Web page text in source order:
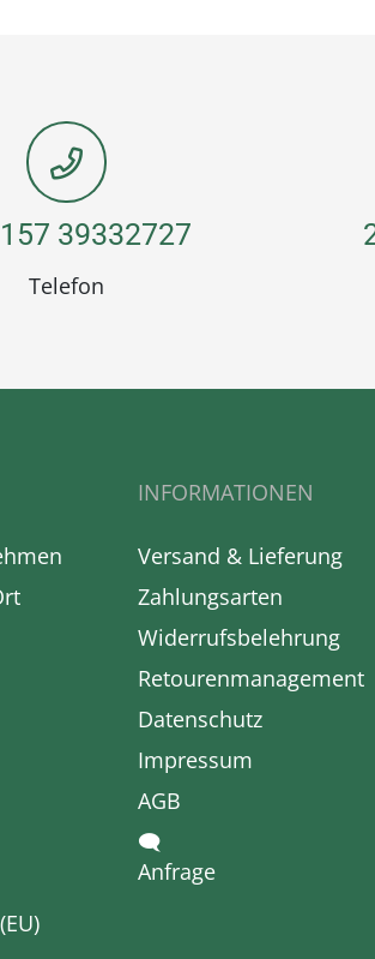
39332727
Telefon
INFORMATIONEN
Versand & Lieferung
Zahlungsarten
Widerrufsbelehrung
Retourenmanagement
Datenschutz
Impressum
AGB
🗨
Anfrage